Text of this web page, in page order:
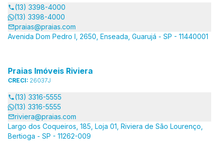
(13) 3398-4000
(13) 3398-4000
praias@praias.com
Avenida Dom Pedro I, 2650, Enseada, Guarujá - SP - 11440001
Praias Imóveis Riviera
CRECI: 26037J
(13) 3316-5555
(13) 3316-5555
riviera@praias.com
Largo dos Coqueiros, 185, Loja 01, Riviera de São Lourenço,
Bertioga - SP - 11262-009